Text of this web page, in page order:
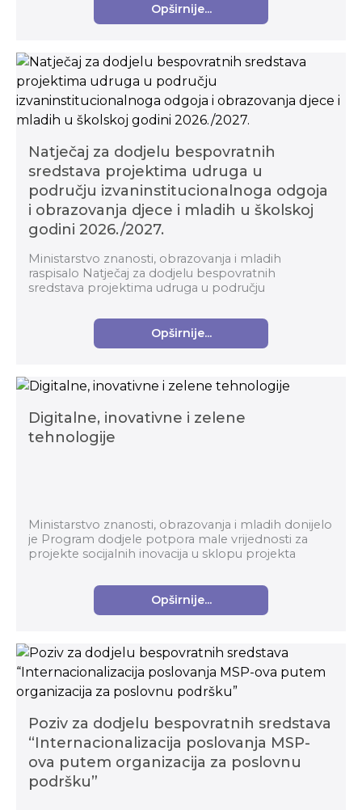
Opširnije...
Natječaj za dodjelu bespovratnih
sredstava projektima udruga u
području izvaninstitucionalnoga odgoja
i obrazovanja djece i mladih u školskoj
godini 2026./2027.
Ministarstvo znanosti, obrazovanja i mladih
raspisalo Natječaj za dodjelu bespovratnih
sredstava projektima udruga u području
mladih u školskoj g...
Opširnije...
Digitalne, inovativne i zelene
tehnologije
Ministarstvo znanosti, obrazovanja i mladih donijelo
je Program dodjele potpora male vrijednosti za
projekte socijalnih inovacija u sklopu projekta
Opširnije...
Poziv za dodjelu bespovratnih sredstava
“Internacionalizacija poslovanja MSP-
ova putem organizacija za poslovnu
podršku”